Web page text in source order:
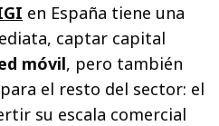
en España tiene una
captar capital
móvil, pero también
el resto del sector: el
su escala comercial